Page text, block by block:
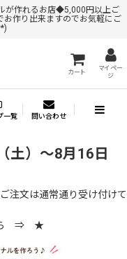
が作れるお店◆5,000円以上ご
作り出来ますのでお気軽にご
カート
マイペー
ジ
一覧 問い合わせ
土）～8月16日
注文は通常通り受け付けて
ら ⇒ ★